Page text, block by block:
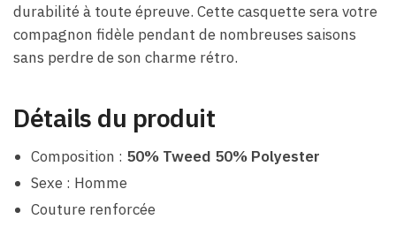
durabilité à toute épreuve. Cette casquette sera votre
compagnon fidèle pendant de nombreuses saisons
sans perdre de son charme rétro.
Détails du produit
Composition : 50% Tweed 50% Polyester
Sexe : Homme
Couture renforcée